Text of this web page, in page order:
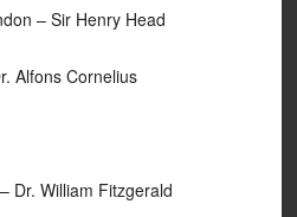
– Sir Henry Head
Cornelius
William Fitzgerald